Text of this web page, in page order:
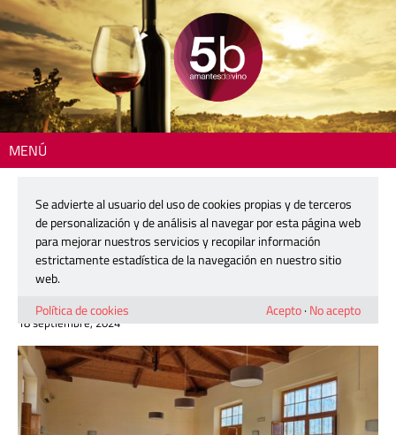
MENÚ
combatir la despoblación
Rural Life Spain, un ‘Erasmus rural
familiar’ para combatir la
despoblación
18 septiembre, 2024
Se advierte al usuario del uso de cookies propias y de terceros
de personalización y de análisis al navegar por esta página web
para mejorar nuestros servicios y recopilar información
estrictamente estadística de la navegación en nuestro sitio
web.
Política de cookies
Acepto· No acepto